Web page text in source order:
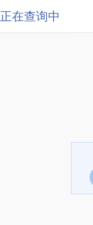
正在查询中